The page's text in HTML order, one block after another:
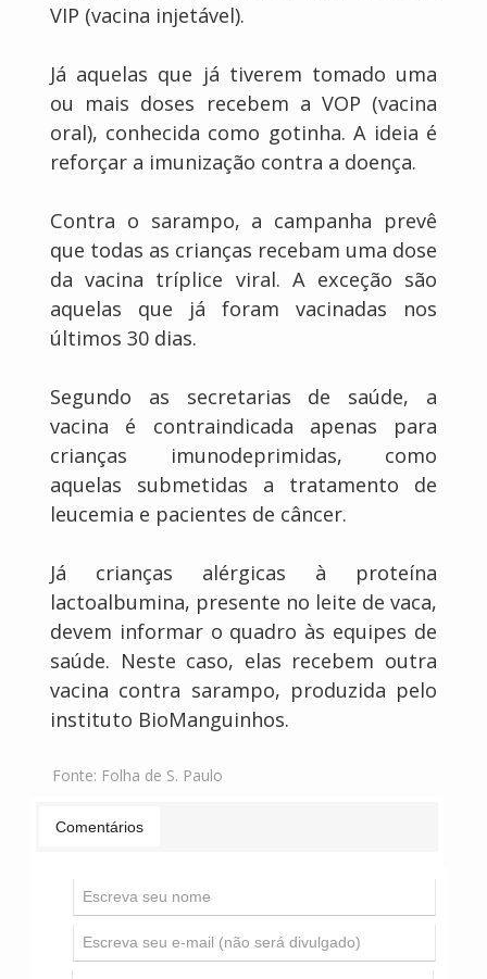
VIP (vacina injetável).
Já aquelas que já tiverem tomado uma
ou mais doses recebem a VOP (vacina
oral), conhecida como gotinha. A ideia é
reforçar a imunização contra a doença.
Contra o sarampo, a campanha prevê
que todas as crianças recebam uma dose
da vacina tríplice viral. A exceção são
aquelas que já foram vacinadas nos
últimos 30 dias.
Segundo as secretarias de saúde, a
vacina é contraindicada apenas para
crianças imunodeprimidas, como
aquelas submetidas a tratamento de
leucemia e pacientes de câncer.
Já crianças alérgicas à proteína
lactoalbumina, presente no leite de vaca,
devem informar o quadro às equipes de
saúde. Neste caso, elas recebem outra
vacina contra sarampo, produzida pelo
instituto BioManguinhos.
Fonte: Folha de S. Paulo
Comentários